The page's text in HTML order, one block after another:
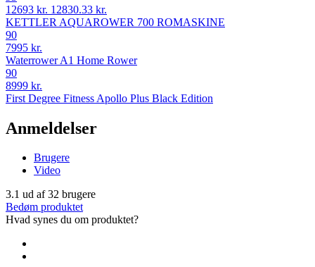
12693 kr. 12830.33 kr.
KETTLER AQUAROWER 700 ROMASKINE
90
7995 kr.
Waterrower A1 Home Rower
90
8999 kr.
First Degree Fitness Apollo Plus Black Edition
Anmeldelser
Brugere
Video
3.1 ud af32 brugere
Bedøm produktet
Hvad synes du om produktet?